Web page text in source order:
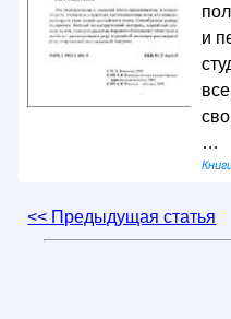
и
…
<< Предыдущая статья